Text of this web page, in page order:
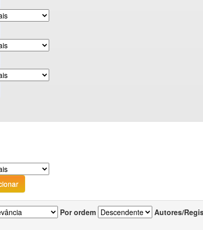
Por ordem Autores/